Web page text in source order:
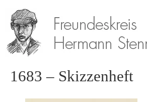
1683 – Skizzenheft